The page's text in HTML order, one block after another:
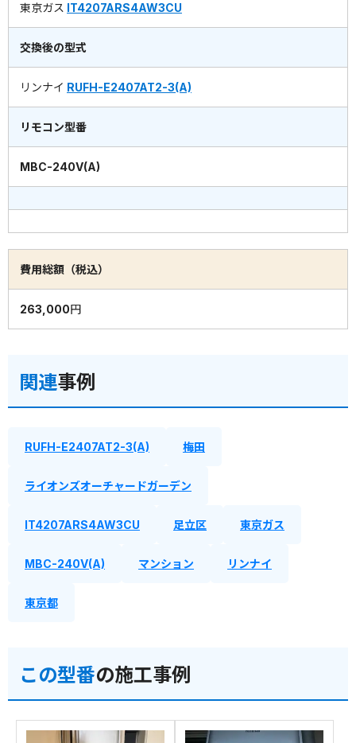
東京ガス IT4207ARS4AW3CU
交換後の型式
リンナイ RUFH-E2407AT2-3(A)
リモコン型番
MBC-240V(A)
費用総額（税込）
263,000円
関連事例
RUFH-E2407AT2-3(A) 梅田
ライオンズオーチャードガーデン
IT4207ARS4AW3CU 足立区 東京ガス
MBC-240V(A) マンション リンナイ
東京都
この型番の施工事例